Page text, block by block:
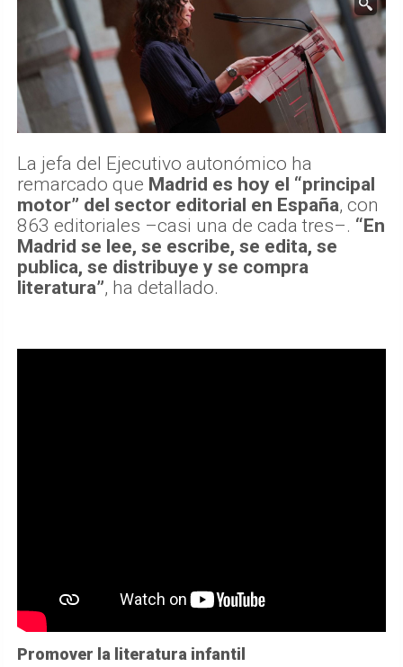
La jefa del Ejecutivo autonómico ha
remarcado que Madrid es hoy el “principal
motor” del sector editorial en España, con
863 editoriales –casi una de cada tres–. “En
Madrid se lee, se escribe, se edita, se
publica, se distribuye y se compra
literatura”, ha detallado.
Promover la literatura infantil